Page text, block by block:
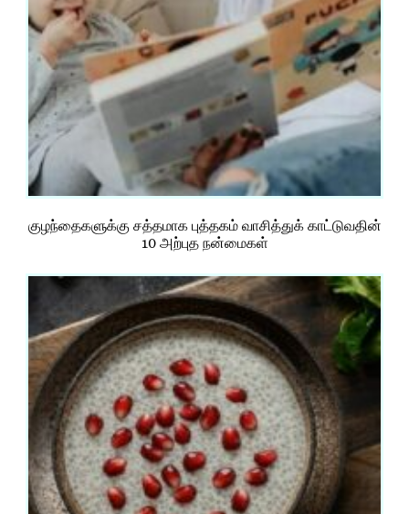
குழந்தைகளுக்கு சத்தமாக புத்தகம் வாசித்துக் காட்டுவதின்
10 அற்புத நன்மைகள்